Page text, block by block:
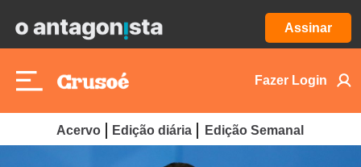
Assinar
Fazer Login
Acervo Edição diária Edição Semanal